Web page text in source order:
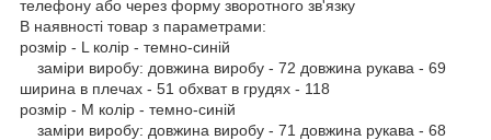
телефону або через форму зворотного зв'язку
В наявності товар з параметрами:
розмір - L колір - темно-синій
заміри виробу: довжина виробу - 72 довжина рукава - 69
ширина в плечах - 51 обхват в грудях - 118
розмір - M колір - темно-синій
заміри виробу: довжина виробу - 71 довжина рукава - 68